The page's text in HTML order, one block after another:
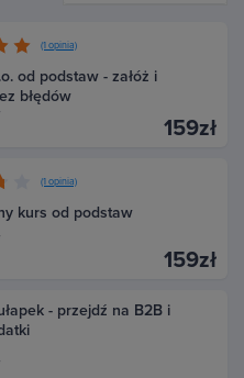
(1 opinia)
od podstaw - załóż i
błędów
159zł
(1 opinia)
kurs od podstaw
159zł
- przejdź na B2B i